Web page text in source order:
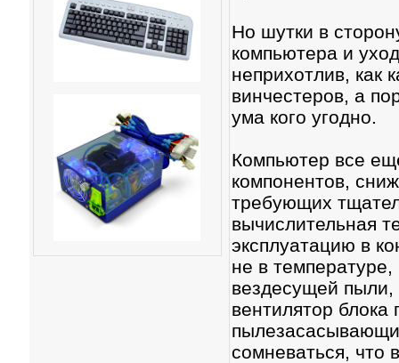
Но шутки в
компьютера и
неприхотлив, как
винчестеров, а
ума кого угодно.
Компьютер все
компонентов,
требующих
вычислительная
эксплуатацию в
не в
вездесущей пыли,
вентилятор блока
сомневаться, что